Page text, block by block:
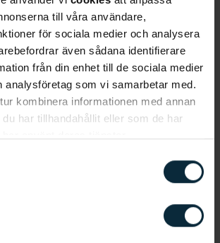
till våra användare,
för sociala medier och analysera
även sådana identifierare
från din enhet till de sociala medier
analysföretag som vi samarbetar med.
kombinera informationen med annan
har tillhandahållit eller som de har
ditt bett med hjälpa av osynlig
är det första du ska göra att